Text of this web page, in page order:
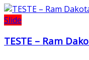
Slide
TESTE – Ram